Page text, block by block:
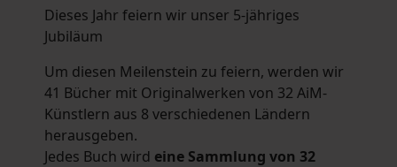
Dieses Jahr feiern wir unser 5-jähriges
Jubiläum
Um diesen Meilenstein zu feiern, werden wir
41 Bücher mit Originalwerken von 32 AiM-
Künstlern aus 8 verschiedenen Ländern
herausgeben.
Jedes Buch wird eine Sammlung von 32